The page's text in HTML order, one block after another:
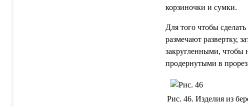
корзиночки и сумки.
Для того чтобы
размечают развертку,
закругленными, чтобы
продернутыми в
Рис. 46. Изделия из